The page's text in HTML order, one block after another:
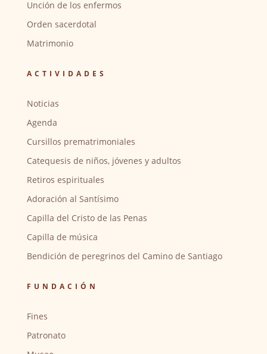
Unción de los enfermos
Orden sacerdotal
Matrimonio
ACTIVIDADES
Noticias
Agenda
Cursillos prematrimoniales
Catequesis de niños, jóvenes y adultos
Retiros espirituales
Adoración al Santísimo
Capilla del Cristo de las Penas
Capilla de música
Bendición de peregrinos del Camino de Santiago
FUNDACIÓN
Fines
Patronato